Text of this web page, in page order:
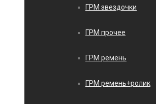
ГРМ звездочки
ГРМ прочее
ГРМ ремень
ГРМ ремень+ролик